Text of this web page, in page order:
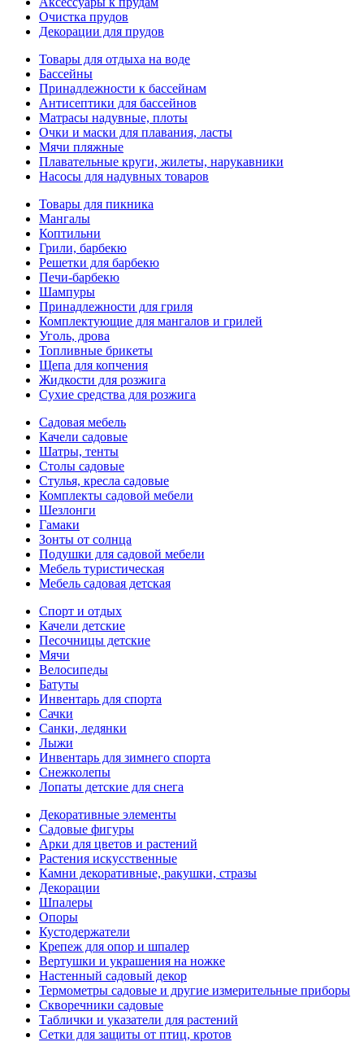
Очистка прудов
Декорации для прудов
Товары для отдыха на воде
Бассейны
Принадлежности к бассейнам
Антисептики для бассейнов
Матраcы надувные, плоты
Очки и маски для плавания, ласты
Мячи пляжные
Плавательные круги, жилеты, нарукавники
Насосы для надувных товаров
Товары для пикника
Мангалы
Коптильни
Грили, барбекю
Решетки для барбекю
Печи-барбекю
Шампуры
Принадлежности для гриля
Комплектующие для мангалов и грилей
Уголь, дрова
Топливные брикеты
Щепа для копчения
Жидкости для розжига
Сухие средства для розжига
Садовая мебель
Качели садовые
Шатры, тенты
Столы садовые
Стулья, кресла садовые
Комплекты садовой мебели
Шезлонги
Гамаки
Зонты от солнца
Подушки для садовой мебели
Мебель туристическая
Мебель садовая детская
Спорт и отдых
Качели детские
Песочницы детские
Мячи
Велосипеды
Батуты
Инвентарь для спорта
Сачки
Санки, ледянки
Лыжи
Инвентарь для зимнего спорта
Снежколепы
Лопаты детские для снега
Декоративные элементы
Садовые фигуры
Арки для цветов и растений
Растения искусственные
Камни декоративные, ракушки, стразы
Декорации
Шпалеры
Опоры
Кустодержатели
Крепеж для опор и шпалер
Вертушки и украшения на ножке
Настенный садовый декор
Термометры садовые и другие измерительные приборы
Скворечники садовые
Таблички и указатели для растений
Сетки для защиты от птиц, кротов